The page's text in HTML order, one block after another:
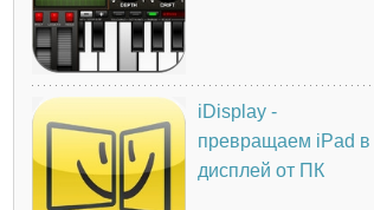
iDisplay -
превращаем iPad в
дисплей от ПК